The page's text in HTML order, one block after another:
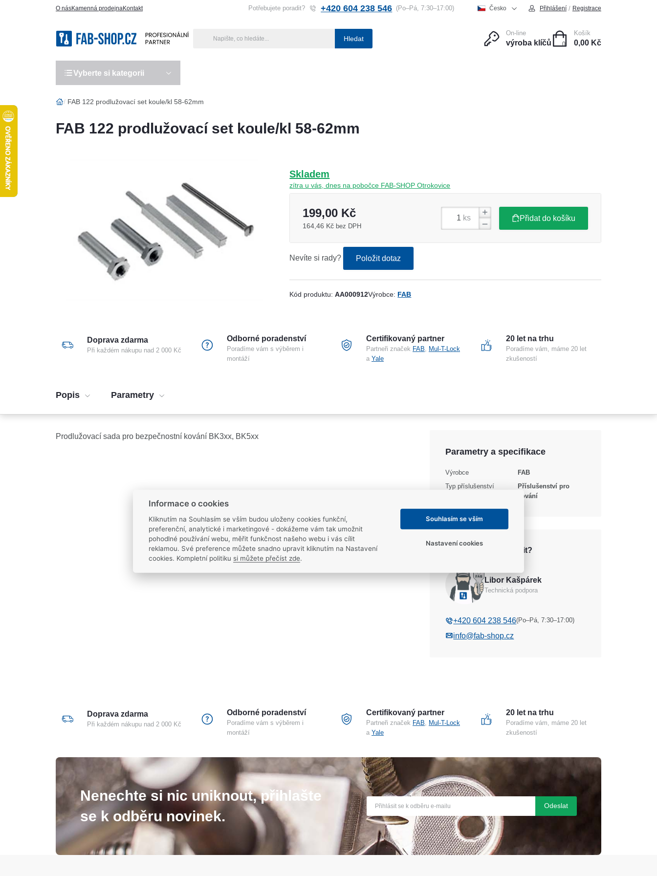
O násKamenná prodejnaKontakt Potřebujete poradit? +420 604 238 546 (Po–Pá, 7:30–17:00) Česko Přihlášení / Registrace
Hledat
On-line
výroba klíčů 0
Košík
0,00 Kč
Vyberte si kategorii
FAB 122 prodlužovací set koule/kl 58-62mm
FAB 122 prodlužovací set koule/kl 58-62mm
Skladem
zítra u vás, dnes na pobočce FAB-SHOP Otrokovice
199,00 Kč
164,46 Kč bez DPH
ks Přidat do košíku
Nevíte si rady? Položit dotaz
Kód produktu:AA000912Výrobce: FAB
Doprava zdarma
Při každém nákupu nad 2 000 Kč
Odborné poradenství
Poradíme vám s výběrem i
montáží
Certifikovaný partner
Partneři značek FAB, Mul-T-Lock
a Yale
20 let na trhu
Poradíme vám, máme 20 let
zkušeností
Popis Parametry
Prodlužovací sada pro bezpečnostní kování BK3xx, BK5xx
Parametry a specifikace
Výrobce
FAB
Typ příslušenství
Příslušenství pro
kování
Potřebujete se poradit?
Libor Kašpárek
Technická podpora
+420 604 238 546(Po–Pá, 7:30–17:00)
info@fab-shop.cz
Doprava zdarma
Při každém nákupu nad 2 000 Kč
Odborné poradenství
Poradíme vám s výběrem i
montáží
Certifikovaný partner
Partneři značek FAB
Mul-T-Lock
a Yale
20 let na trhu
Poradíme vám, máme 20 let
zkušeností
Nenechte si nic uniknout, přihlašte
se k odběru novinek.
Odeslat
Informace o cookies
Kliknutím na Souhlasím se vším budou uloženy cookies funkční,
preferenční, analytické i marketingové - dokážeme vám tak umožnit
pohodlné používání webu, měřit funkčnost našeho webu i vás cílit
reklamou. Své preference můžete snadno upravit kliknutím na Nastavení
cookies. Kompletní politiku si můžete přečíst zde.
Souhlasím se vším
Nastavení cookies